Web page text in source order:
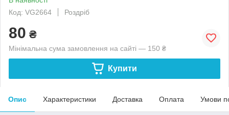
Код: VG2664
Роздріб
80 ₴
Мінімальна сума замовлення на сайті — 150 ₴
Купити
Опис Характеристики Доставка Оплата Умови